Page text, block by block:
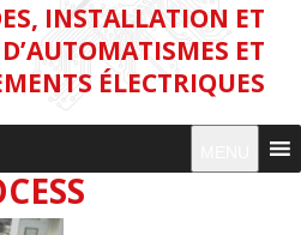
INSTALLATION ET
ET
ÉLECTRIQUES